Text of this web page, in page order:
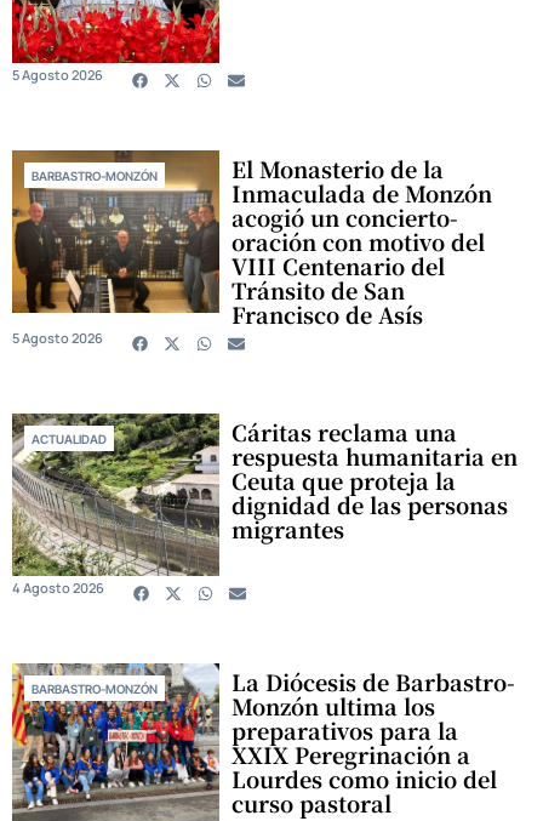
5 Agosto 2026
BARBASTRO-MONZÓN El Monasterio de la
Inmaculada de Monzón
acogió un concierto-
oración con motivo del
VIII Centenario del
Tránsito de San
Francisco de Asís
5 Agosto 2026
ACTUALIDAD Cáritas reclama una
respuesta humanitaria en
Ceuta que proteja la
dignidad de las personas
migrantes
4 Agosto 2026
BARBASTRO-MONZÓN La Diócesis de Barbastro-
Monzón ultima los
preparativos para la
XXIX Peregrinación a
Lourdes como inicio del
curso pastoral